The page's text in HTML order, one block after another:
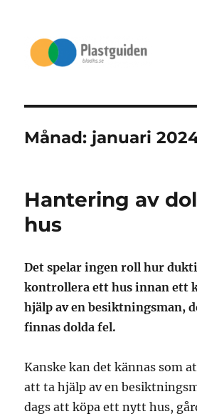
Månad: januari
Hantering av
hus
Det spelar ingen roll hur
kontrollera ett hus innan ett
hjälp av en besiktningsman,
finnas dolda fel.
Kanske kan det kännas som
att ta hjälp av en
dags att köpa ett nytt hus,